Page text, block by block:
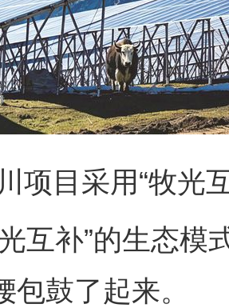
项目采用“牧光
补”的生态模
包鼓了起来。